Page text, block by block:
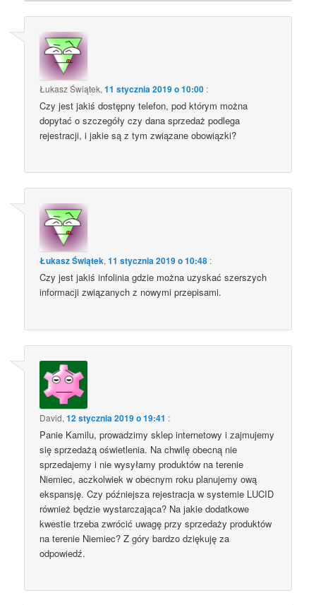
Łukasz Świątek,11 stycznia 2019 o 10:00 :
Czy jest jakiś dostępny telefon, pod którym można
dopytać o szczegóły czy dana sprzedaż podlega
rejestracji, i jakie są z tym związane obowiązki?
Łukasz Świątek,11 stycznia 2019 o 10:48 :
Czy jest jakiś infolinia gdzie można uzyskać szerszych
informacji związanych z nowymi przepisami.
David,12 stycznia 2019 o 19:41 :
Panie Kamilu, prowadzimy sklep internetowy i zajmujemy
się sprzedażą oświetlenia. Na chwilę obecną nie
sprzedajemy i nie wysyłamy produktów na terenie
Niemiec, aczkolwiek w obecnym roku planujemy ową
ekspansję. Czy późniejsza rejestracja w systemie LUCID
również będzie wystarczająca? Na jakie dodatkowe
kwestie trzeba zwrócić uwagę przy sprzedaży produktów
na terenie Niemiec? Z góry bardzo dziękuję za
odpowiedź.